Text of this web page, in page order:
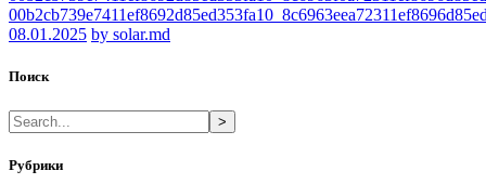
08.01.2025 by solar.md
Поиск
>
Рубрики